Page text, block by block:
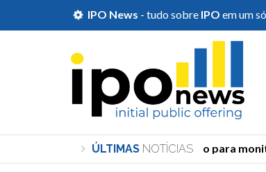
IPO News - tudo sobre IPO em um
ÚLTIMAS NOTÍCIAS
TSE cria órgão para